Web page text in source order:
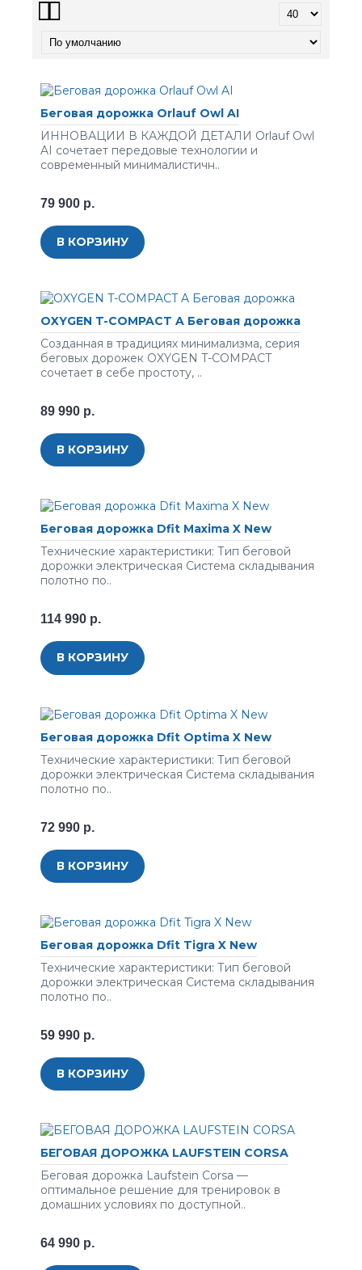
Беговая дорожка Orlauf Owl AI
ИННОВАЦИИ В КАЖДОЙ ДЕТАЛИ Orlauf Owl
AI сочетает передовые технологии и
современный минималистичн..
79 900 р.
В КОРЗИНУ
OXYGEN T-COMPACT A Беговая дорожка
Созданная в традициях минимализма, серия
беговых дорожек OXYGEN T-COMPACT
сочетает в себе простоту, ..
89 990 р.
В КОРЗИНУ
Беговая дорожка Dfit Maxima X New
Технические характеристики: Тип беговой
дорожки электрическая Система складывания
полотно по..
114 990 р.
В КОРЗИНУ
Беговая дорожка Dfit Optima X New
Технические характеристики: Тип беговой
дорожки электрическая Система складывания
полотно по..
72 990 р.
В КОРЗИНУ
Беговая дорожка Dfit Tigra X New
Технические характеристики: Тип беговой
дорожки электрическая Система складывания
полотно по..
59 990 р.
В КОРЗИНУ
БЕГОВАЯ ДОРОЖКА LAUFSTEIN CORSA
Беговая дорожка Laufstein Corsa —
оптимальное решение для тренировок в
домашних условиях по доступной..
64 990 р.